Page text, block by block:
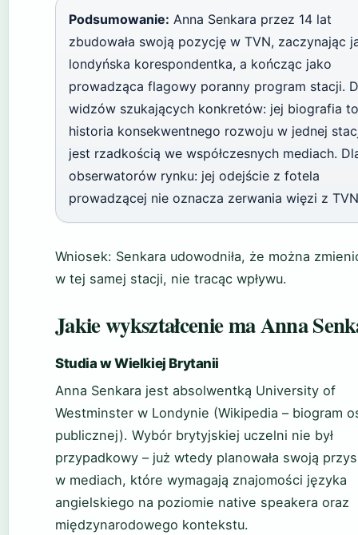
Podsumowanie: Anna Senkara przez 14 lat
zbudowała swoją pozycję w TVN, zaczynając
londyńska korespondentka, a kończąc jako
prowadząca flagowy poranny program stacji.
widzów szukających konkretów: jej biografia to
historia konsekwentnego rozwoju w jednej
jest rzadkością we współczesnych mediach.
obserwatorów rynku: jej odejście z fotela
prowadzącej nie oznacza zerwania więzi z
Wniosek: Senkara udowodniła, że można
w tej samej stacji, nie tracąc wpływu.
Jakie wykształcenie ma Anna
Studia w Wielkiej Brytanii
Anna Senkara jest absolwentką University of
Westminster w Londynie (Wikipedia – biogram
publicznej). Wybór brytyjskiej uczelni nie był
przypadkowy – już wtedy planowała swoją
w mediach, które wymagają znajomości języka
angielskiego na poziomie native speakera oraz
międzynarodowego kontekstu.